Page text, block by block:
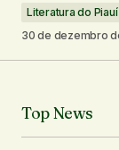
Literatura do Piauí
30 de dezembro
Top News